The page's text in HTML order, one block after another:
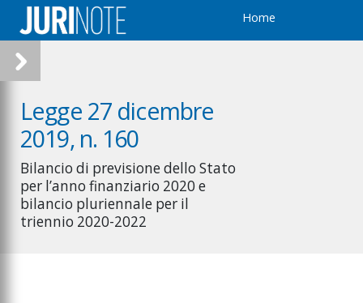
Home
Legge 27 dicembre
2019, n. 160
Bilancio di previsione dello Stato
per l’anno finanziario 2020 e
bilancio pluriennale per il
triennio 2020-2022